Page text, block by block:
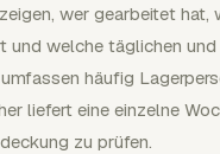
wer gearbeitet
und welche täglichen
häufig
liefert eine einzelne
zu prüfen.